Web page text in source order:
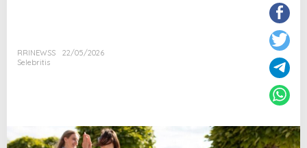
RRINEWSS
22/05/2026
Selebritis